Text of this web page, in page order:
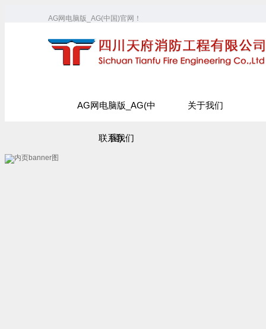
AG网电脑版_AG(中国)官网！
AG网电脑版_AG(中
国)
关于我们
联系我们